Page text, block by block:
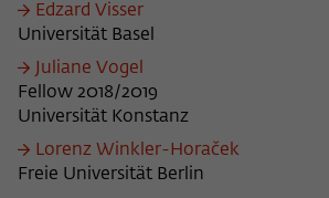
Edzard Visser
Universität Basel
Juliane Vogel
Fellow 2018/2019
Universität Konstanz
Lorenz Winkler-Horaček
Freie Universität Berlin